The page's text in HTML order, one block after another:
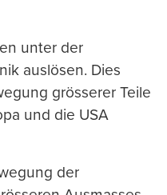
unter der
auslösen. Dies
grösserer Teile
und die USA
der